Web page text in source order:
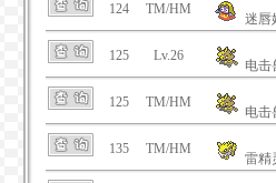
124 TM/HM
迷唇
125 Lv.26
电击
125 TM/HM
电击
135 TM/HM
雷精